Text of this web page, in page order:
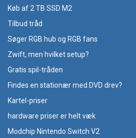
Køb af 2 TB SSD M2
Tilbud tråd
Søger RGB hub og RGB fans
Zwift, men hvilket setup?
Gratis spil-tråden
Findes en stationær med DVD drev?
Kartel-priser
hardware priser er helt væk
Modchip Nintendo Switch V2